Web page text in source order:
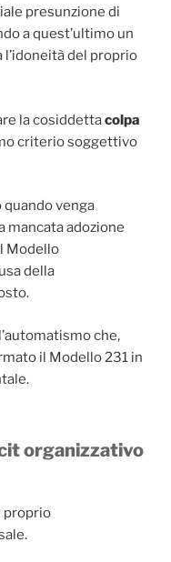
presunzione di
a quest’ultimo un
del proprio
la cosiddettacolpa
criterio soggettivo
quando venga
adozione
Modello
della
che,
il Modello 231 in
organizzativo
proprio